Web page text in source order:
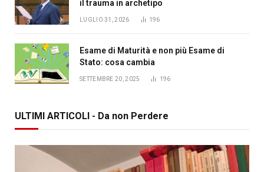
il trauma in archetipo
LUGLIO 31, 2026 196
Esame di Maturità e non più Esame di
Stato: cosa cambia
SETTEMBRE 20, 2025 196
ULTIMI ARTICOLI - Da non Perdere